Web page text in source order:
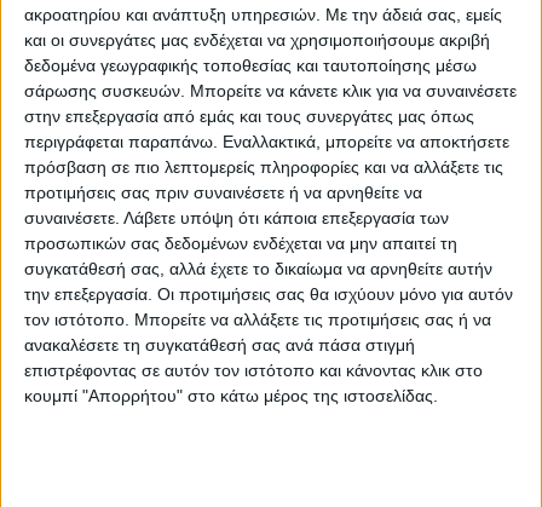
ακροατηρίου και ανάπτυξη υπηρεσιών. Με την άδειά σας, εμείς
και οι συνεργάτες μας ενδέχεται να χρησιμοποιήσουμε ακριβή
δεδομένα γεωγραφικής τοποθεσίας και ταυτοποίησης μέσω
σάρωσης συσκευών. Μπορείτε να κάνετε κλικ για να συναινέσετε
στην επεξεργασία από εμάς και τους συνεργάτες μας όπως
περιγράφεται παραπάνω. Εναλλακτικά, μπορείτε να αποκτήσετε
πρόσβαση σε πιο λεπτομερείς πληροφορίες και να αλλάξετε τις
προτιμήσεις σας πριν συναινέσετε ή να αρνηθείτε να
συναινέσετε. Λάβετε υπόψη ότι κάποια επεξεργασία των
προσωπικών σας δεδομένων ενδέχεται να μην απαιτεί τη
συγκατάθεσή σας, αλλά έχετε το δικαίωμα να αρνηθείτε αυτήν
την επεξεργασία. Οι προτιμήσεις σας θα ισχύουν μόνο για αυτόν
τον ιστότοπο. Μπορείτε να αλλάξετε τις προτιμήσεις σας ή να
ανακαλέσετε τη συγκατάθεσή σας ανά πάσα στιγμή
επιστρέφοντας σε αυτόν τον ιστότοπο και κάνοντας κλικ στο
κουμπί "Απορρήτου" στο κάτω μέρος της ιστοσελίδας.
Τελικά Σάββατο και με
κόσμο το ματς της ΑΣΑ με τη
Νίκη Βόλου!
Κώστας Λούλης: «Χαμένος
στη μετάφραση» για τη
«δωρεά» των ακινήτων του
στην Κιβωτό
Θεοδόσης Κατσάρας
https://neosagon.gr